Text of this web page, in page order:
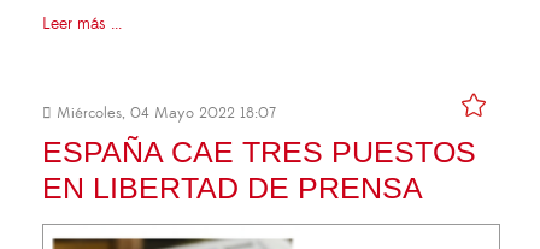
Leer más ...
Miércoles, 04 Mayo 2022 18:07
ESPAÑA CAE TRES PUESTOS
EN LIBERTAD DE PRENSA